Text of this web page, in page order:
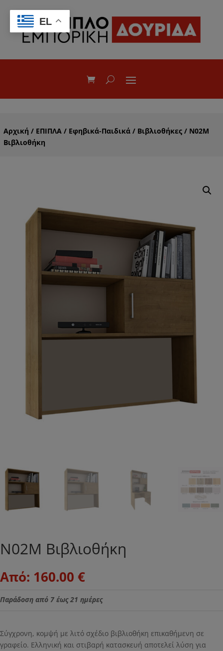
Αρχική / ΕΠΙΠΛΑ / Εφηβικά-Παιδικά / Βιβλιοθήκες / Ν02Μ
Βιβλιοθήκη
Ν02Μ Βιβλιοθήκη
Από: 160.00 €
Παράδοση από 7 έως 21 ημέρες
Σύγχρονη, κομψή με λιτό σχέδιο βιβλιοθήκη επικαθήμενη σε
γραφείο. Ελληνική και στιβαρή κατασκευή αποτελεί λύση για
EL